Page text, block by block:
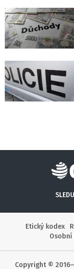
Etický kodex
Copyright ©